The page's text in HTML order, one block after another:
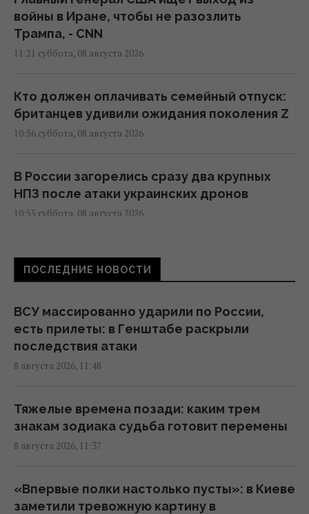
войны в Иране, чтобы не разозлить
Трампа, - CNN
11:21 суббота, 08 августа 2026
Кто должен оплачивать семейный отпуск:
британцев удивили ожидания поколения Z
10:56 суббота, 08 августа 2026
В России загорелись сразу два крупных
НПЗ после атаки украинских дронов
10:55 суббота, 08 августа 2026
Под джунглями Вьетнама нашли пещеру с
редкими каменными "жемчужинами"
Для чего нужна каждая сторона терки: о
некоторых функциях вы не знали
10:42 суббота, 08 августа 2026
Водоснабжение Львовской области под
угрозой: "Бориславская нефтяная
компания" просит Зеленского
10:13 суббота, 08 августа 2026
ПОСЛЕДНИЕ НОВОСТИ
ВСУ массированно ударили по России,
есть прилеты: в Генштабе раскрыли
последствия атаки
8 августа 2026, 11:48
Тяжелые времена позади: каким трем
знакам зодиака судьба готовит перемены
8 августа 2026, 11:37
«Впервые полки настолько пусты»: в Киеве
заметили тревожную картину в